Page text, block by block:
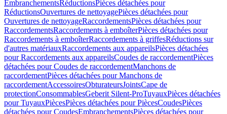
EmbranchementsRéductionsPièces détachées pour
RéductionsOuvertures de nettoyagePièces détachées pour
Ouvertures de nettoyageRaccordementsPièces détachées pour
RaccordementsRaccordements à emboîterPièces détachées pour
Raccordements à emboîterRaccordements à griffesRéductions sur
d'autres matériauxRaccordements aux appareilsPièces détachées
pour Raccordements aux appareilsCoudes de raccordementPièces
détachées pour Coudes de raccordementManchons de
raccordementPièces détachées pour Manchons de
raccordementAccessoiresObturateursJointsCape de
protectionConsommablesGeberit Silent-ProTuyauxPièces détachées
pour TuyauxPiècesPièces détachées pour PiècesCoudesPièces
détachées pour CoudesEmbranchementsPièces détachées pour